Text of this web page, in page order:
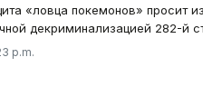
«ловца покемонов» просит
декриминализацией 282-й
p.m.